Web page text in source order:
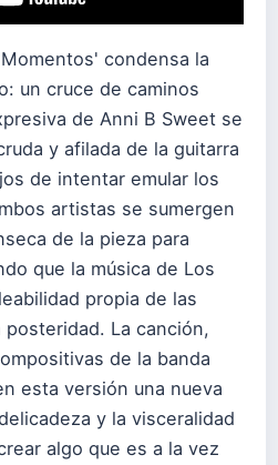
condensa la
un cruce de caminos
de Anni B Sweet se
y afilada de la guitarra
de intentar emular los
artistas se sumergen
de la pieza para
que la música de Los
propia de las
La canción,
de la banda
esta versión una nueva
y la visceralidad
algo que es a la vez